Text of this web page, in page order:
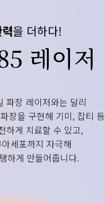
을 더하다!
레이저
파장 레이저와는 달리
장을 구현해 기미, 잡티 등
하게 치료할 수 있고,
세포까지 자극해
하게 만들어줍니다.